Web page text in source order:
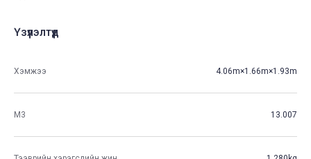
Үзүүлэлтүүд
Хэмжээ 4.06m×1.66m×1.93m
М3 13.007